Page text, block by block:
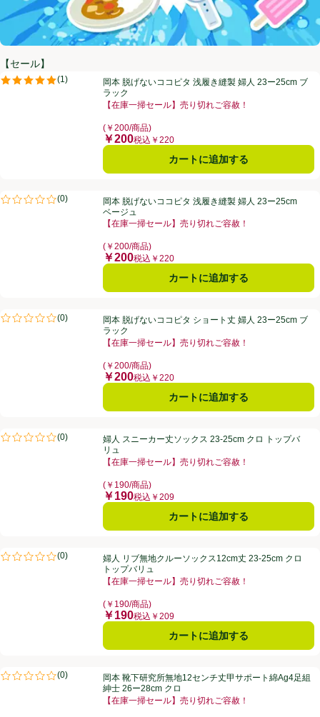
【セール】
岡本 脱げないココピタ 浅履き縫製 婦人 23ー25cm ブラック
(1)
評価は1件のレビューで5点中5.0点。岡本 脱げないココピタ 浅履き縫製 婦人 23ー25cm ブ
ラック
【在庫一掃セール】売り切れご容赦！
(￥200/商品)
価格
￥200税込￥220
カートに追加する
岡本 脱げないココピタ 浅履き縫製 婦人 23ー25cm ベージュ
(0)
評価は0件のレビューで5点中0.0点。岡本 脱げないココピタ 浅履き縫製 婦人 23ー25cm
ベージュ
【在庫一掃セール】売り切れご容赦！
(￥200/商品)
価格
￥200税込￥220
カートに追加する
岡本 脱げないココピタ ショート丈 婦人 23ー25cm ブラック
(0)
評価は0件のレビューで5点中0.0点。岡本 脱げないココピタ ショート丈 婦人 23ー25cm ブ
ラック
【在庫一掃セール】売り切れご容赦！
(￥200/商品)
価格
￥200税込￥220
カートに追加する
婦人 スニーカー丈ソックス 23-25cm クロ トップバリュ
(0)
評価は0件のレビューで5点中0.0点。婦人 スニーカー丈ソックス 23-25cm クロ トップバ
リュ
【在庫一掃セール】売り切れご容赦！
(￥190/商品)
価格
￥190税込￥209
カートに追加する
婦人 リブ無地クルーソックス12cm丈 23-25cm クロ トップバリュ
(0)
評価は0件のレビューで5点中0.0点。婦人 リブ無地クルーソックス12cm丈 23-25cm クロ
トップバリュ
【在庫一掃セール】売り切れご容赦！
(￥190/商品)
価格
￥190税込￥209
カートに追加する
岡本 靴下研究所無地12センチ丈甲サポート綿Ag4足組 紳士 26ー28cm
(0)
評価は0件のレビューで5点中0.0点。岡本 靴下研究所無地12センチ丈甲サポート綿Ag4足組
紳士 26ー28cm クロ
【在庫一掃セール】売り切れご容赦！